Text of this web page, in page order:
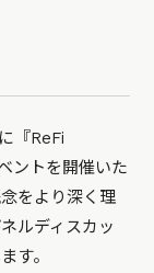
『ReFi
ントを開催いた
をより深く理
ルディスカッ
す。